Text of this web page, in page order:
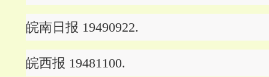
皖南日报 19490922.
皖西报 19481100.